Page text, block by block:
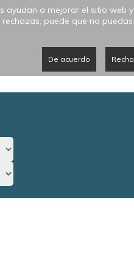
CATÁLOGO
ayudan a mejorar el sitio web
puede que no
De acuerdo